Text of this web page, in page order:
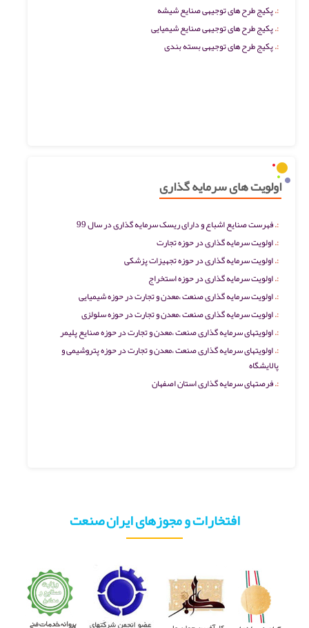
پکیج طرح های توجیهی صنایع شیشه
پکیج طرح های توجیهی صنایع شیمیایی
پکیج طرح های توجیهی بسته بندی
اولویت های سرمایه گذاری
فهرست صنایع اشباع و دارای ریسک سرمایه گذاری در سال 99
اولویت سرمایه گذاری در حوزه تجارت
اولویت سرمایه گذاری در حوزه تجهیزات پزشکی
اولویت سرمایه گذاری در حوزه استخراج
اولویت سرمایه گذاری صنعت ،معدن و تجارت در حوزه شیمیایی
اولویت سرمایه گذاری صنعت ،معدن و تجارت در حوزه سلولزی
اولویتهای سرمایه گذاری صنعت ،معدن و تجارت در حوزه صنایع پلیمر
اولویتهای سرمایه گذاری صنعت ،معدن و تجارت در حوزه پتروشیمی و
پالایشگاه
فرصتهای سرمایه گذاری استان اصفهان
افتخارات و مجوزهای ایران صنعت